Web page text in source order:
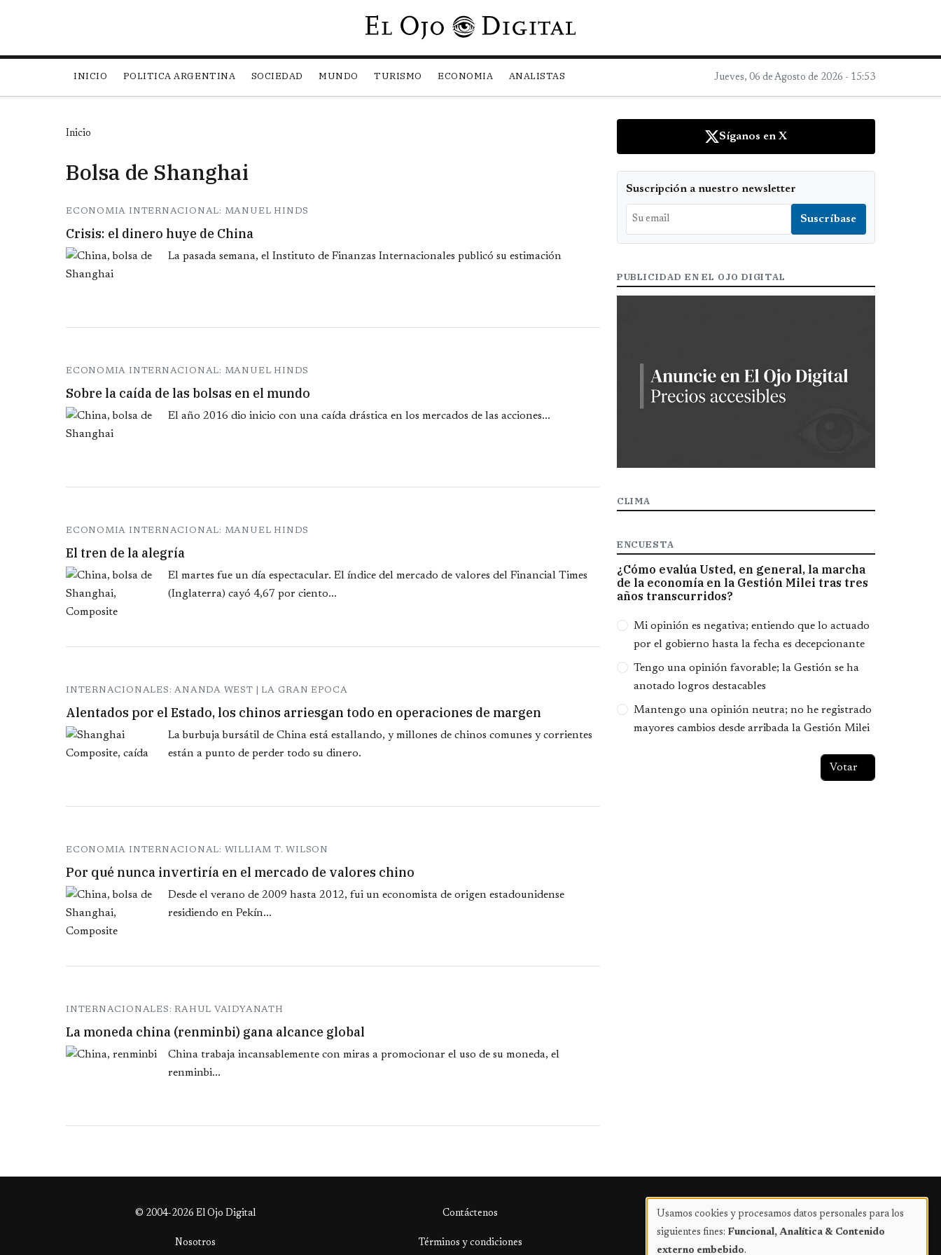
Pasar al contenido principal
INICIO POLITICA ARGENTINA SOCIEDAD MUNDO TURISMO ECONOMIA ANALISTAS Jueves, 06 de Agosto de 2026 - 15:53
Inicio
Bolsa de Shanghai
ECONOMIA INTERNACIONAL: MANUEL HINDS
Crisis: el dinero huye de China
La pasada semana, el Instituto de Finanzas Internacionales publicó su estimación
ECONOMIA INTERNACIONAL: MANUEL HINDS
Sobre la caída de las bolsas en el mundo
El año 2016 dio inicio con una caída drástica en los mercados de las acciones...
ECONOMIA INTERNACIONAL: MANUEL HINDS
El tren de la alegría
El martes fue un día espectacular. El índice del mercado de valores del Financial Times
(Inglaterra) cayó 4,67 por ciento...
INTERNACIONALES: ANANDA WEST | LA GRAN EPOCA
Alentados por el Estado, los chinos arriesgan todo en operaciones de margen
La burbuja bursátil de China está estallando, y millones de chinos comunes y corrientes
están a punto de perder todo su dinero.
ECONOMIA INTERNACIONAL: WILLIAM T. WILSON
Por qué nunca invertiría en el mercado de valores chino
Desde el verano de 2009 hasta 2012, fui un economista de origen estadounidense
residiendo en Pekín...
INTERNACIONALES: RAHUL VAIDYANATH
La moneda china (renminbi) gana alcance global
China trabaja incansablemente con miras a promocionar el uso de su moneda, el
renminbi...
Síganos en X
Suscripción a nuestro newsletter
PUBLICIDAD EN EL OJO DIGITAL
CLIMA
ENCUESTA
¿Cómo evalúa Usted, en general, la marcha
de la economía en la Gestión Milei tras tres
años transcurridos?
Opciones
Mi opinión es negativa; entiendo que lo actuado
por el gobierno hasta la fecha es decepcionante
Tengo una opinión favorable; la Gestión se ha
anotado logros destacables
Mantengo una opinión neutra; no he registrado
mayores cambios desde arribada la Gestión Milei
© 2004-2026 El Ojo Digital Contáctenos Publicidad
Nosotros Términos y condiciones
Uso
de
Usamos cookies y procesamos datos personales para los
siguientes fines: Funcional, Analítica & Contenido
externo embebido.